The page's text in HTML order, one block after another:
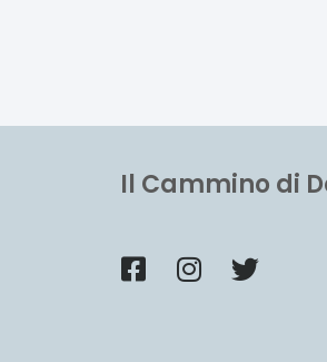
Il Cammino di